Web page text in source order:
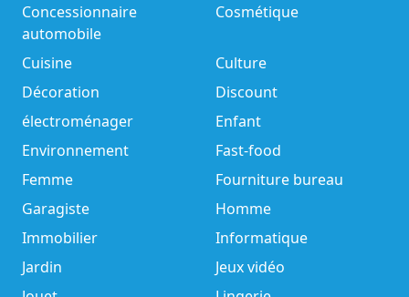
Concessionnaire
automobile
Cosmétique
Cuisine
Culture
Décoration
Discount
électroménager
Enfant
Environnement
Fast-food
Femme
Fourniture bureau
Garagiste
Homme
Immobilier
Informatique
Jardin
Jeux vidéo